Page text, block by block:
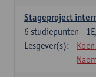
Stageproject
6 studiepunten
Lesgever(s):